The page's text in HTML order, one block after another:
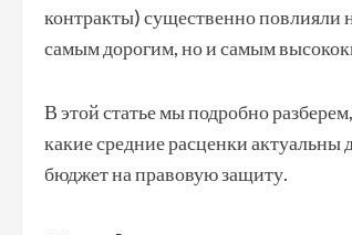
контракты) существенно повлияли
самым дорогим, но и самым
В этой статье мы подробно
какие средние расценки актуальны
бюджет на правовую защиту.